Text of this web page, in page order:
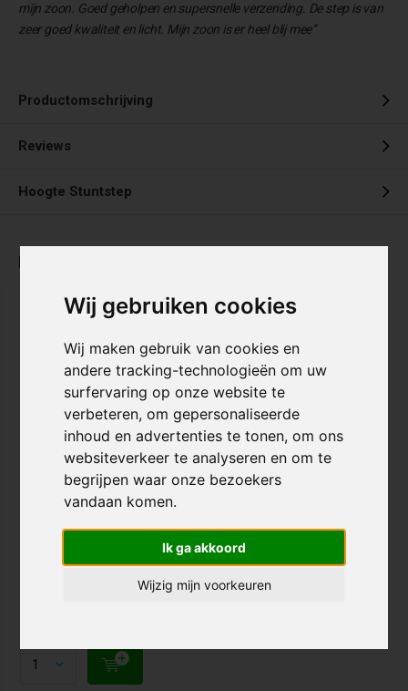
Wij gebruiken cookies
Wij maken gebruik van cookies en
andere tracking-technologieën om uw
surfervaring op onze website te
verbeteren, om gepersonaliseerde
inhoud en advertenties te tonen, om ons
websiteverkeer te analyseren en om te
begrijpen waar onze bezoekers
vandaan komen.
Ik ga akkoord
Wijzig mijn voorkeuren
mijn zoon. Goed geholpen en supersnelle verzending. De step is van
zeer goed kwaliteit en licht. Mijn zoon is er heel blij mee”
Productomschrijving
Reviews
Hoogte Stuntstep
Recent bekeken
Root Industries CromoLite
€ 69,95
Voor 20:00 besteld, morgen in